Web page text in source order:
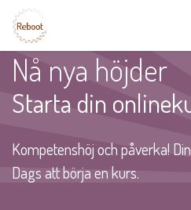
Hoppa till innehåll
Nå nya höjder
Starta din
Kompetenshöj och påverka!
Dags att börja en kurs.